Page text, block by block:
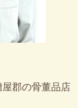
郡の骨董品店